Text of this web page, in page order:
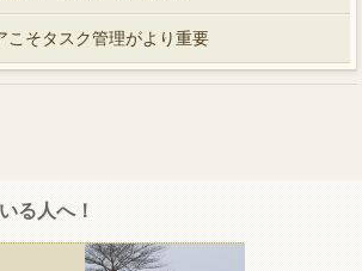
こそタスク管理がより重要
る人へ！